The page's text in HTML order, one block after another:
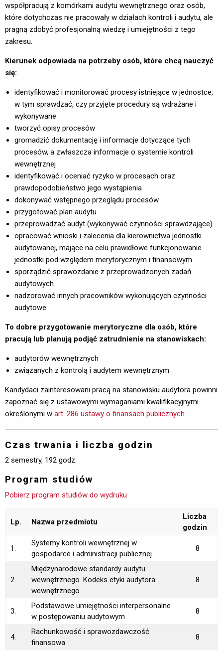
współpracują z komórkami audytu wewnętrznego oraz osób,
które dotychczas nie pracowały w działach kontroli i audytu, ale
pragną zdobyć profesjonalną wiedzę i umiejętności z tego
zakresu.
Kierunek odpowiada na potrzeby osób, które chcą nauczyć
się:
identyfikować i monitorować procesy istniejące w jednostce,
w tym sprawdzać, czy przyjęte procedury są wdrażane i
wykonywane
tworzyć opisy procesów
gromadzić dokumentację i informacje dotyczące tych
procesów, a zwłaszcza informacje o systemie kontroli
wewnętrznej
identyfikować i oceniać ryzyko w procesach oraz
prawdopodobieństwo jego wystąpienia
dokonywać wstępnego przeglądu procesów
przygotować plan audytu
przeprowadzać audyt (wykonywać czynności sprawdzające)
opracować wnioski i zalecenia dla kierownictwa jednostki
audytowanej, mające na celu prawidłowe funkcjonowanie
jednostki pod względem merytorycznym i finansowym
sporządzić sprawozdanie z przeprowadzonych zadań
audytowych
nadzorować innych pracowników wykonujących czynności
audytowe
To dobre przygotowanie merytoryczne dla osób, które
pracują lub planują podjąć zatrudnienie na stanowiskach:
audytorów wewnętrznych
związanych z kontrolą i audytem wewnętrznym
Kandydaci zainteresowani pracą na stanowisku audytora powinni
zapoznać się z ustawowymi wymaganiami kwalifikacyjnymi
określonymi w art. 286 ustawy o finansach publicznych.
Czas trwania i liczba godzin
2 semestry, 192 godz.
Program studiów
Pobierz program studiów do wydruku
Lp. Nazwa przedmiotu
Liczba
godzin
1.
Systemy kontroli wewnętrznej w
gospodarce i administracji publicznej
8
2.
Międzynarodowe standardy audytu
wewnętrznego. Kodeks etyki audytora
wewnętrznego
8
3.
Podstawowe umiejętności interpersonalne
w postępowaniu audytowym
8
4.
Rachunkowość i sprawozdawczość
finansowa
8